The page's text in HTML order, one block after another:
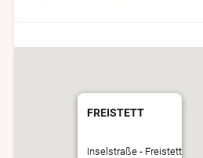
FREISTETT
Inselstraße - Freistett